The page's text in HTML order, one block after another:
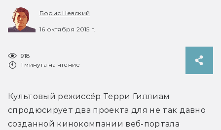
Борис Невский
16 октября 2015 г.
918
1 минута на чтение
Культовый режиссёр Терри Гиллиам
спродюсирует два проекта для не так давно
созданной кинокомпании веб-портала